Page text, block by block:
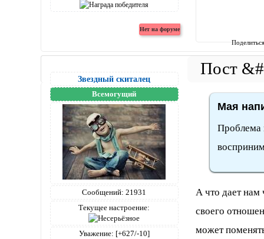
Звездный скиталец
Всемогущий
Сообщений: 21931
Текущее настроение:
Уважение: [+627/-10]
Мая
Проблема
А что дает нам
своего
может